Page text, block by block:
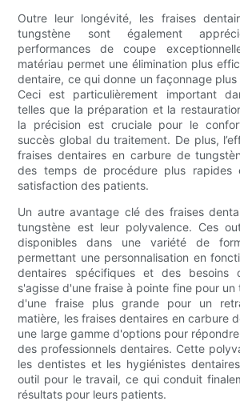
Outre leur longévité, les fraises
tungstène sont également
performances de coupe
matériau permet une élimination plus
dentaire, ce qui donne un façonnage
Ceci est particulièrement important
telles que la préparation et la
la précision est cruciale pour le
succès global du traitement. De plus,
fraises dentaires en carbure de
des temps de procédure plus rapides
satisfaction des patients.
Un autre avantage clé des fraises
tungstène est leur polyvalence. Ces
disponibles dans une variété de
permettant une personnalisation en
dentaires spécifiques et des besoins
s'agisse d'une fraise à pointe fine pour un
d'une fraise plus grande pour un
matière, les fraises dentaires en carbure
une large gamme d'options pour
des professionnels dentaires. Cette
les dentistes et les hygiénistes
outil pour le travail, ce qui conduit
résultats pour leurs patients.